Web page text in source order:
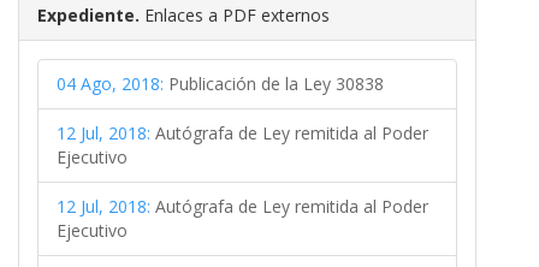
Expediente. Enlaces a PDF externos
04 Ago, 2018: Publicación de la Ley 30838
12 Jul, 2018: Autógrafa de Ley remitida al Poder
Ejecutivo
12 Jul, 2018: Autógrafa de Ley remitida al Poder
Ejecutivo